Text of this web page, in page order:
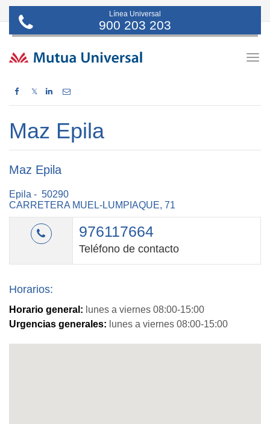
Línea Universal
900 203 203
𝕏
Maz Epila
Maz Epila
Epila - 50290
CARRETERA MUEL-LUMPIAQUE, 71
976117664
Teléfono de contacto
Horarios:
Horario general: lunes a viernes 08:00-15:00
Urgencias generales: lunes a viernes 08:00-15:00